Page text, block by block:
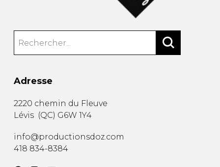
Adresse
2220 chemin du Fleuve
Lévis (QC) G6W 1Y4
info@productionsdoz.com
418 834-8384